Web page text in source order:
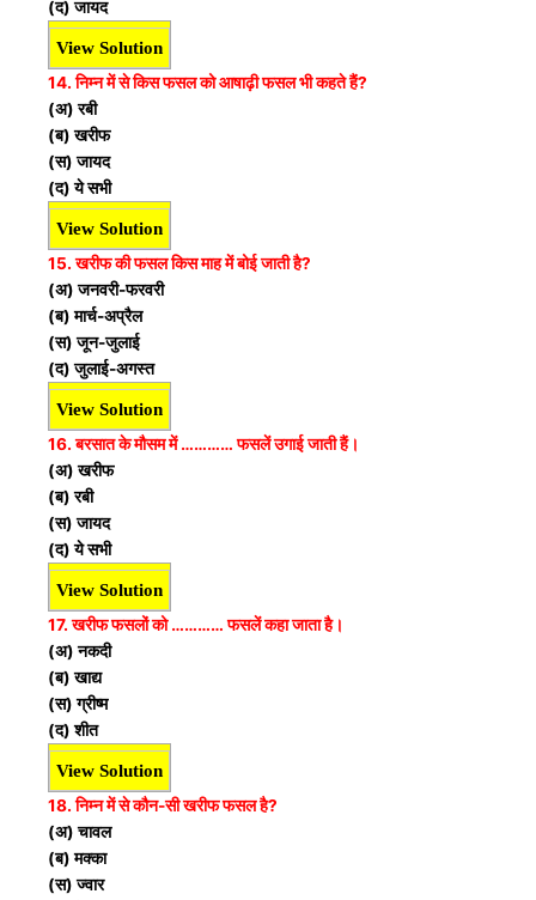
(द) जायद
View Solution
14. निम्न में से किस फसल को आषाढ़ी फसल भी कहते हैं?
(अ) रबी
(ब) खरीफ
(स) जायद
(द) ये सभी
View Solution
15. खरीफ की फसल किस माह में बोई जाती है?
(अ) जनवरी-फरवरी
(ब) मार्च-अप्रैल
(स) जून-जुलाई
(द) जुलाई-अगस्त
View Solution
16. बरसात के मौसम में ………… फसलें उगाई जाती हैं।
(अ) खरीफ
(ब) रबी
(स) जायद
(द) ये सभी
View Solution
17. खरीफ फसलों को ………… फसलें कहा जाता है।
(अ) नकदी
(ब) खाद्य
(स) ग्रीष्म
(द) शीत
View Solution
18. निम्न में से कौन-सी खरीफ फसल है?
(अ) चावल
(ब) मक्का
(स) ज्वार